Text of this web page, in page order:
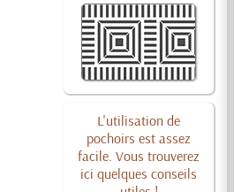
L'utilisation de
pochoirs est assez
facile. Vous trouverez
ici quelques conseils